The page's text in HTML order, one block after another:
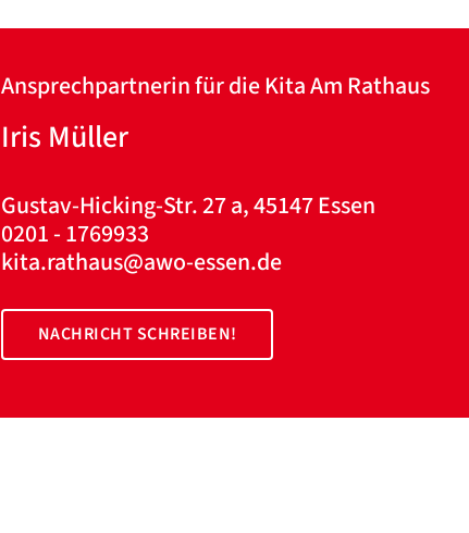
Ansprechpartnerin für die Kita Am Rathaus
Iris Müller
Gustav-Hicking-Str. 27 a, 45147 Essen
0201 - 1769933
kita.rathaus@awo-essen.de
NACHRICHT SCHREIBEN!